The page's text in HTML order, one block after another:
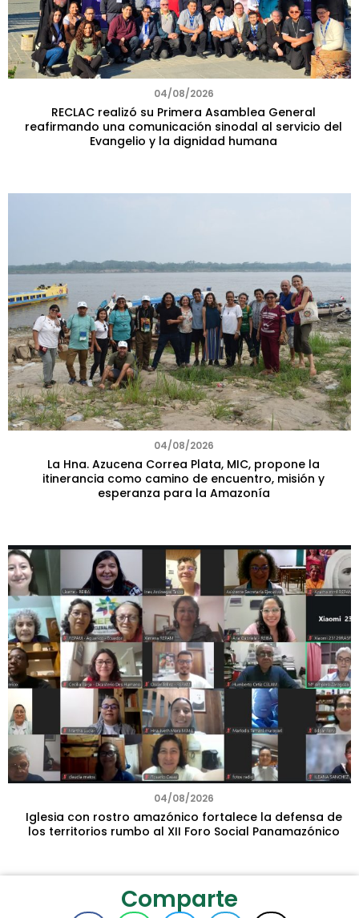
04/08/2026
RECLAC realizó su Primera Asamblea General
reafirmando una comunicación sinodal al servicio del
Evangelio y la dignidad humana
04/08/2026
La Hna. Azucena Correa Plata, MIC, propone la
itinerancia como camino de encuentro, misión y
esperanza para la Amazonía
04/08/2026
Iglesia con rostro amazónico fortalece la defensa de
los territorios rumbo al XII Foro Social Panamazónico
Comparte